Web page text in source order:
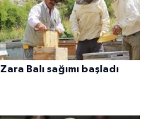
Zara Balı sağımı başladı